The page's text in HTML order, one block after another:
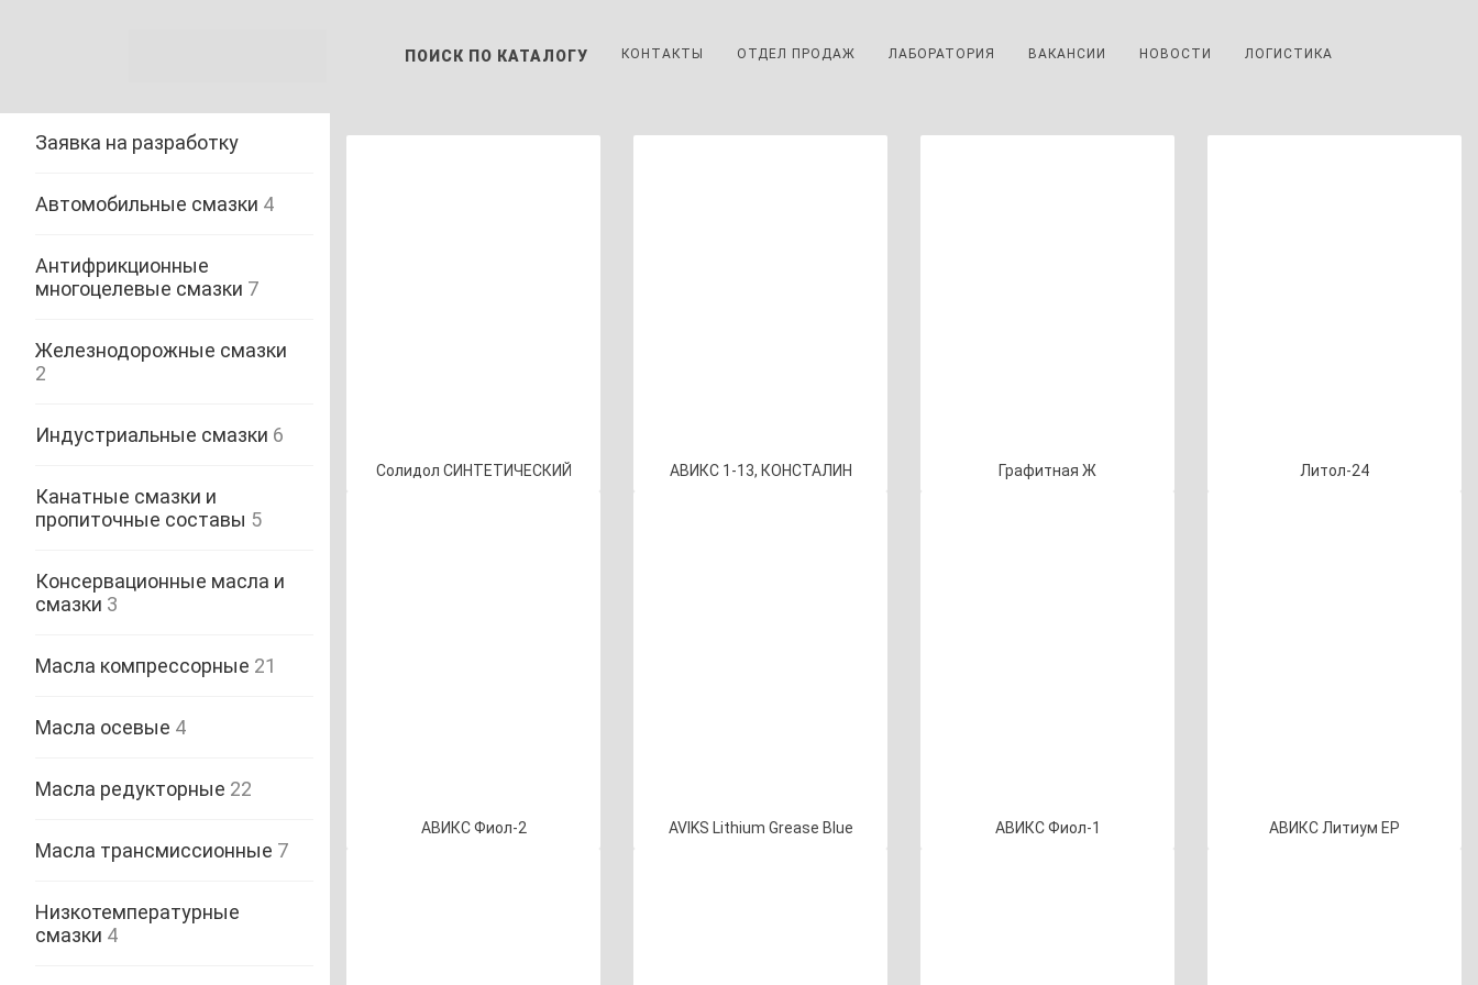
ПОИСК ПО КАТАЛОГУ КОНТАКТЫ ОТДЕЛ ПРОДАЖ ЛАБОРАТОРИЯ ВАКАНСИИ НОВОСТИ ЛОГИСТИКА
Заявка на разработку
Автомобильные смазки 4
Антифрикционные
многоцелевые смазки 7
Железнодорожные смазки
2
Индустриальные смазки 6
Канатные смазки и
пропиточные составы 5
Консервационные масла и
смазки 3
Масла компрессорные 21
Масла осевые 4
Масла редукторные 22
Масла трансмиссионные 7
Низкотемпературные
смазки 4
Солидол СИНТЕТИЧЕСКИЙ АВИКС 1-13, КОНСТАЛИН Графитная Ж Литол-24
АВИКС Фиол-2 AVIKS Lithium Grease Blue АВИКС Фиол-1 АВИКС Литиум EP